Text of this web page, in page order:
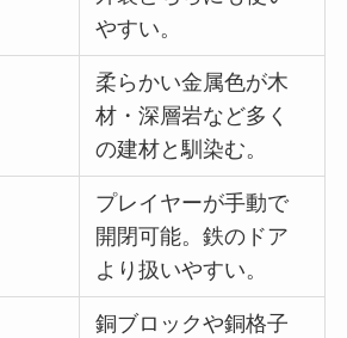
やすい。
柔らかい金属色が木
材・深層岩など多く
の建材と馴染む。
プレイヤーが手動で
開閉可能。鉄のドア
より扱いやすい。
銅ブロックや銅格子